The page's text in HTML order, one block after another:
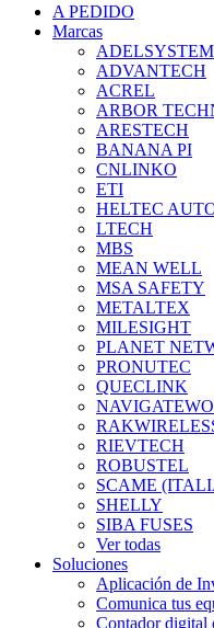
A PEDIDO
Marcas
ADELSYSTEM
ADVANTECH
ACREL
ARBOR
ARESTECH
BANANA PI
CNLINKO
ETI
HELTEC
LTECH
MBS
MEAN WELL
MSA SAFETY
METALTEX
MILESIGHT
PLANET
PRONUTEC
QUECLINK
RIEVTECH
ROBUSTEL
SCAME
SHELLY
SIBA FUSES
Ver todas
Soluciones
Aplicación de
Comunica tus
Contador digital